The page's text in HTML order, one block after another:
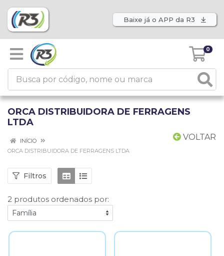
Baixe já o APP da R3
0
ORCA DISTRIBUIDORA DE FERRAGENS
LTDA
VOLTAR
INÍCIO
ORCA DISTRIBUIDORA DE FERRAGENS LTDA
Filtros
2 produtos ordenados por: